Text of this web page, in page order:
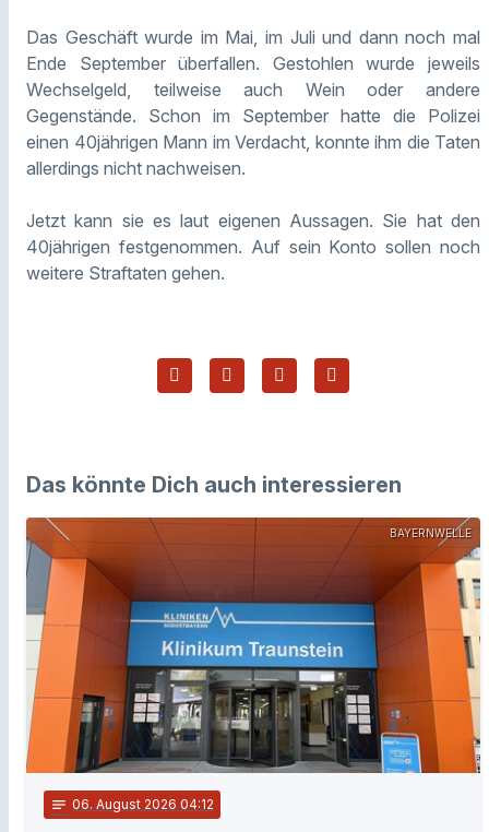
Das Geschäft wurde im Mai, im Juli und dann noch mal
Ende September überfallen. Gestohlen wurde jeweils
Wechselgeld, teilweise auch Wein oder andere
Gegenstände. Schon im September hatte die Polizei
einen 40jährigen Mann im Verdacht, konnte ihm die Taten
allerdings nicht nachweisen.
Jetzt kann sie es laut eigenen Aussagen. Sie hat den
40jährigen festgenommen. Auf sein Konto sollen noch
weitere Straftaten gehen.
Das könnte Dich auch interessieren
BAYERNWELLE
notes 06. August 2026 04:12